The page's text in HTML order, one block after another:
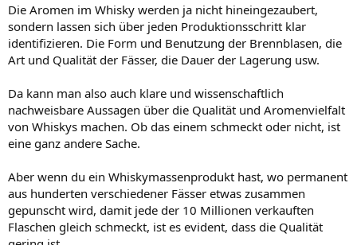
Die Aromen im Whisky werden ja nicht hineingezaubert,
sondern lassen sich über jeden Produktionsschritt klar
identifizieren. Die Form und Benutzung der Brennblasen, die
Art und Qualität der Fässer, die Dauer der Lagerung usw.
Da kann man also auch klare und wissenschaftlich
nachweisbare Aussagen über die Qualität und Aromenvielfalt
von Whiskys machen. Ob das einem schmeckt oder nicht, ist
eine ganz andere Sache.
Aber wenn du ein Whiskymassenprodukt hast, wo permanent
aus hunderten verschiedener Fässer etwas zusammen
gepunscht wird, damit jede der 10 Millionen verkauften
Flaschen gleich schmeckt, ist es evident, dass die Qualität